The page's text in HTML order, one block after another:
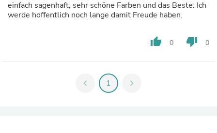
einfach sagenhaft, sehr schöne Farben und das Beste: Ich
werde hoffentlich noch lange damit Freude haben.
thumb_up 0 thumb_down 0
chevron_left 1 chevron_right